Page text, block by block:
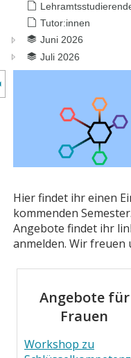
Tutor:innen
Juni 2026
Juli 2026
des Kursmenüs